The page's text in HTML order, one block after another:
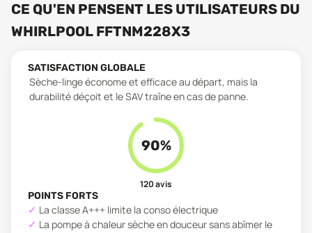
CE QU'EN PENSENT LES UTILISATEURS DU
WHIRLPOOL FFTNM228X3
SATISFACTION GLOBALE
Sèche-linge économe et efficace au départ, mais la
durabilité déçoit et le SAV traîne en cas de panne.
90%
120avis
POINTS FORTS
La classe A+++ limite la conso électrique
La pompe à chaleur sèche en douceur sans abîmer le